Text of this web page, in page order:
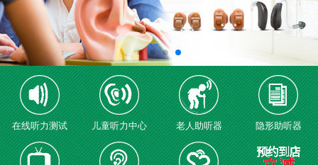
在线听力测试 儿童听力中心 老人助听器 隐形助听器